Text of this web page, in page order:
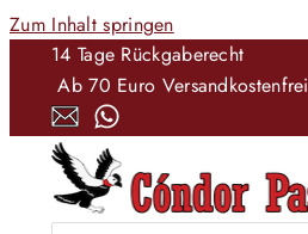
Zum Inhalt springen
14 Tage Rückgaberecht
Ab 70 Euro Versandkostenfrei